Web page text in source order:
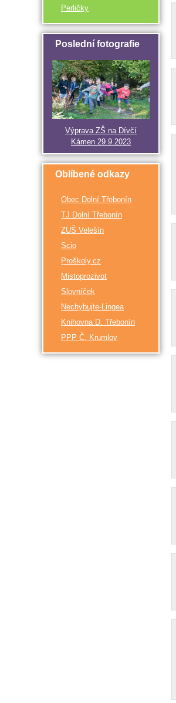
Perličky
Poslední fotografie
Výprava ZŠ na Dívčí
Kámen 29.9.2023
Oblíbené odkazy
Obec Dolní Třebonín
TJ Dolní Třebonín
ZUŠ Velešín
Scio
Proškoly.cz
Mistoprozivot
Slovníček
Nechybujte-Lingea
Knihovna D. Třebonín
PPP Č. Krumlov